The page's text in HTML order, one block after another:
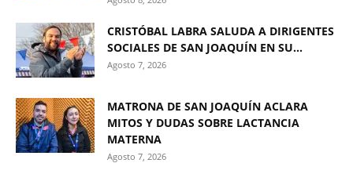
CRISTÓBAL LABRA SALUDA A DIRIGENTES
SOCIALES DE SAN JOAQUÍN EN SU...
Agosto 7, 2026
MATRONA DE SAN JOAQUÍN ACLARA
MITOS Y DUDAS SOBRE LACTANCIA
MATERNA
Agosto 7, 2026